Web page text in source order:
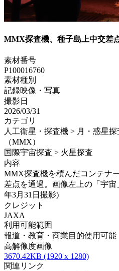
MMX探査機、種子島上中交差
素材番号
P100016760
素材種別
記録映像・写真
撮影日
2026/03/31
カテゴリ
人工衛星・探査機 > 月・惑星
（MMX）
国際宇宙探査 > 火星探査
内容
MMX探査機を積んだコンテナ
差点を通過。画像左上の「宇
年3月31日撮影)
クレジット
JAXA
利用可能範囲
報道・教育・商業目的使用可能
高解像度画像
3670.42KB (1920 x 1280)
関連リンク